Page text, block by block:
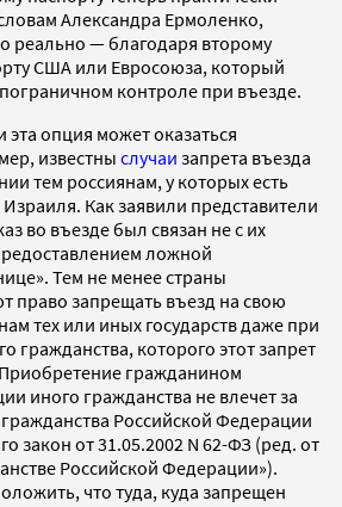
Александра Ермоленко,
реально — благодаря второму
США или Евросоюза, который
контроле при въезде.
опция может оказаться
известны случаи запрета въезда
тем россиянам, у которых есть
Как заявили представители
во въезде был связан не с их
ложной
Тем не менее страны
право запрещать въезд на свою
тех или иных государств даже при
гражданства, которого этот запрет
гражданином
иного гражданства не влечет за
Российской Федерации
закон от 31.05.2002 N 62-ФЗ (ред. от
Российской Федерации»).
что туда, куда запрещен